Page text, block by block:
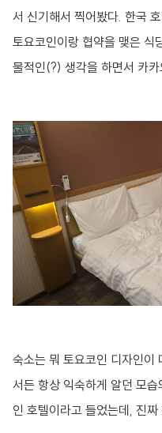
서 신기해서 찍어봤다. 한국
토요코인이랑 협약을 맺은 식
물적인(?) 생각을 하면서 카
숙소는 뭐 토요코인 디자인이
서든 항상 익숙하게 알던 모
인 호텔이라고 들었는데, 진